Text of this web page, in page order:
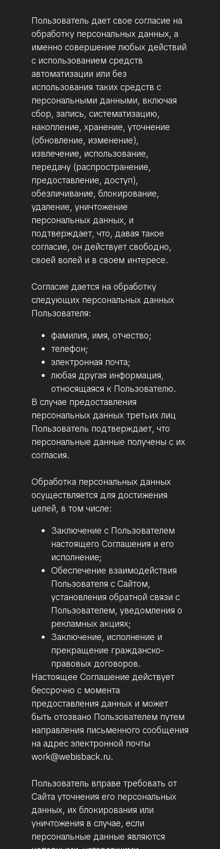
Пользователь дает свое согласие на
обработку персональных данных, а
именно совершение любых действий
с использованием средств
автоматизации или без
использования таких средств с
персональными данными, включая
сбор, запись, систематизацию,
накопление, хранение, уточнение
(обновление, изменение),
извлечение, использование,
передачу (распространение,
предоставление, доступ),
обезличивание, блокирование,
удаление, уничтожение
персональных данных, и
подтверждает, что, давая такое
согласие, он действует свободно,
своей волей и в своем интересе.
Согласие дается на обработку
следующих персональных данных
Пользователя:
фамилия, имя, отчество;
телефон;
электронная почта;
любая другая информация,
относящаяся к Пользователю.
В случае предоставления
персональных данных третьих лиц
Пользователь подтверждает, что
персональные данные получены с их
согласия.
Обработка персональных данных
осуществляется для достижения
целей, в том числе:
Заключение с Пользователем
настоящего Соглашения и его
исполнение;
Обеспечение взаимодействия
Пользователя с Сайтом,
установления обратной связи с
Пользователем, уведомления о
рекламных акциях;
Заключение, исполнение и
прекращение гражданско-
правовых договоров.
Настоящее Соглашение действует
бессрочно с момента
предоставления данных и может
быть отозвано Пользователем путем
направления письменного сообщения
на адрес электронной почты
work@webisback.ru.
Пользователь вправе требовать от
Сайта уточнения его персональных
данных, их блокирования или
уничтожения в случае, если
персональные данные являются